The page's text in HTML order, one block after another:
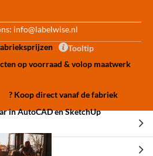
Tooltip
op voorraad & volop maatwerk
? Koop direct vanaf de fabriek
in AutoCAD en SketchUp
Center Amersfoort
eigen fabriek
info@labelwise.nl